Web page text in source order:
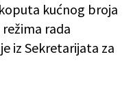
kućnog broja
rada
iz Sekretarijata za